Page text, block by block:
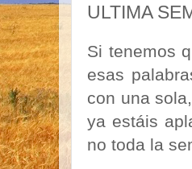
ULTIMA
Si tenemos
esas
con una
ya estáis
no toda la